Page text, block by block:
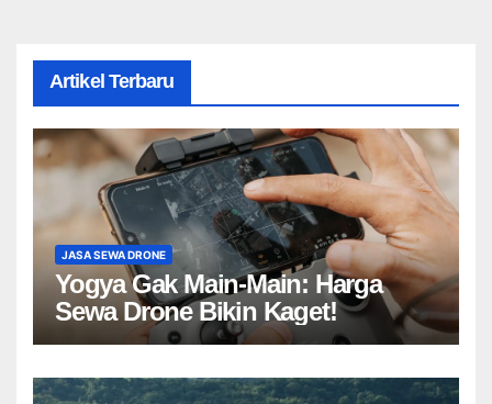
Artikel Terbaru
JASA SEWA DRONE
Yogya Gak Main-Main: Harga
Sewa Drone Bikin Kaget!